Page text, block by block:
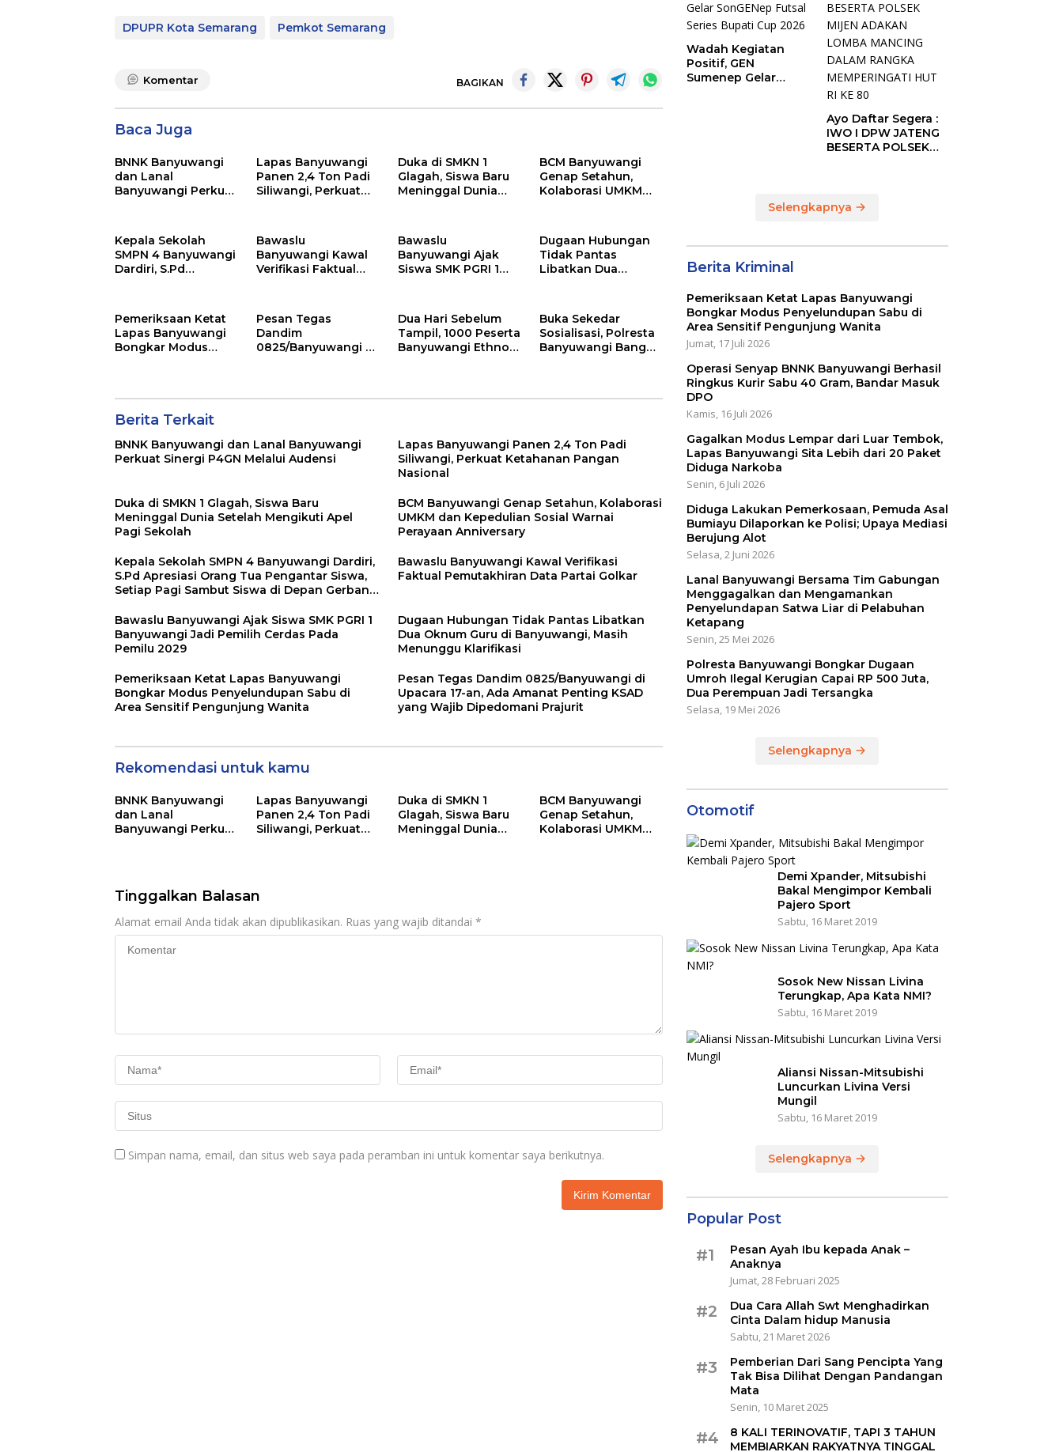
DPUPR Kota Semarang Pemkot Semarang
Komentar BAGIKAN
Baca Juga
BNNK Banyuwangi
dan Lanal
Banyuwangi Perkuat
Lapas Banyuwangi
Panen 2,4 Ton Padi
Siliwangi, Perkuat
Duka di SMKN 1
Glagah, Siswa Baru
Meninggal Dunia
BCM Banyuwangi
Genap Setahun,
Kolaborasi UMKM
Perayaan
Anniversary
Kepala Sekolah
SMPN 4 Banyuwangi
Dardiri, S.Pd
Setiap Pagi Sambut
Siswa di Depan
Gerbang Sekolah
Bawaslu
Banyuwangi Kawal
Verifikasi Faktual
Bawaslu
Banyuwangi Ajak
Siswa SMK PGRI 1
Pemilu 2029
Dugaan Hubungan
Tidak Pantas
Libatkan Dua
Menunggu
Klarifikasi
Pemeriksaan Ketat
Lapas Banyuwangi
Bongkar Modus
Pesan Tegas
Dandim
0825/Banyuwangi di
Dipedomani Prajurit
Dua Hari Sebelum
Tampil, 1000 Peserta
Banyuwangi Ethno
Buka Sekedar
Sosialisasi, Polresta
Banyuwangi Bangun
Lalu Lintas
Berita Terkait
BNNK Banyuwangi dan Lanal Banyuwangi
Perkuat Sinergi P4GN Melalui Audensi
Lapas Banyuwangi Panen 2,4 Ton Padi
Siliwangi, Perkuat Ketahanan Pangan
Nasional
Duka di SMKN 1 Glagah, Siswa Baru
Meninggal Dunia Setelah Mengikuti Apel
Pagi Sekolah
BCM Banyuwangi Genap Setahun, Kolaborasi
UMKM dan Kepedulian Sosial Warnai
Perayaan Anniversary
Kepala Sekolah SMPN 4 Banyuwangi Dardiri,
S.Pd Apresiasi Orang Tua Pengantar Siswa,
Setiap Pagi Sambut Siswa di Depan Gerbang
Bawaslu Banyuwangi Kawal Verifikasi
Faktual Pemutakhiran Data Partai Golkar
Bawaslu Banyuwangi Ajak Siswa SMK PGRI 1
Banyuwangi Jadi Pemilih Cerdas Pada
Pemilu 2029
Dugaan Hubungan Tidak Pantas Libatkan
Dua Oknum Guru di Banyuwangi, Masih
Menunggu Klarifikasi
Pemeriksaan Ketat Lapas Banyuwangi
Bongkar Modus Penyelundupan Sabu di
Area Sensitif Pengunjung Wanita
Pesan Tegas Dandim 0825/Banyuwangi di
Upacara 17-an, Ada Amanat Penting KSAD
yang Wajib Dipedomani Prajurit
Rekomendasi untuk kamu
BNNK Banyuwangi
dan Lanal
Banyuwangi Perkuat
Lapas Banyuwangi
Panen 2,4 Ton Padi
Siliwangi, Perkuat
Duka di SMKN 1
Glagah, Siswa Baru
Meninggal Dunia
BCM Banyuwangi
Genap Setahun,
Kolaborasi UMKM
Tinggalkan Balasan
Alamat email Anda tidak akan dipublikasikan. Ruas yang wajib ditandai *
Simpan nama, email, dan situs web saya pada peramban ini untuk komentar saya berikutnya.
Wadah Kegiatan
Positif, GEN
Sumenep Gelar
Ayo Daftar Segera :
IWO I DPW JATENG
BESERTA POLSEK
MEMPERINGATI HUT
RI KE 80
Selengkapnya
Berita Kriminal
Pemeriksaan Ketat Lapas Banyuwangi
Bongkar Modus Penyelundupan Sabu di
Area Sensitif Pengunjung Wanita
Jumat, 17 Juli 2026
Operasi Senyap BNNK Banyuwangi Berhasil
Ringkus Kurir Sabu 40 Gram, Bandar Masuk
DPO
Kamis, 16 Juli 2026
Gagalkan Modus Lempar dari Luar Tembok,
Lapas Banyuwangi Sita Lebih dari 20 Paket
Diduga Narkoba
Senin, 6 Juli 2026
Diduga Lakukan Pemerkosaan, Pemuda Asal
Bumiayu Dilaporkan ke Polisi; Upaya Mediasi
Berujung Alot
Selasa, 2 Juni 2026
Lanal Banyuwangi Bersama Tim Gabungan
Menggagalkan dan Mengamankan
Penyelundapan Satwa Liar di Pelabuhan
Ketapang
Senin, 25 Mei 2026
Polresta Banyuwangi Bongkar Dugaan
Umroh Ilegal Kerugian Capai RP 500 Juta,
Dua Perempuan Jadi Tersangka
Selasa, 19 Mei 2026
Selengkapnya
Otomotif
Demi Xpander, Mitsubishi
Bakal Mengimpor Kembali
Pajero Sport
Sabtu, 16 Maret 2019
Sosok New Nissan Livina
Terungkap, Apa Kata NMI?
Sabtu, 16 Maret 2019
Aliansi Nissan-Mitsubishi
Luncurkan Livina Versi
Mungil
Sabtu, 16 Maret 2019
Selengkapnya
Popular Post
#1
Pesan Ayah Ibu kepada Anak –
Anaknya
Jumat, 28 Februari 2025
#2
Dua Cara Allah Swt Menghadirkan
Cinta Dalam hidup Manusia
Sabtu, 21 Maret 2026
#3
Pemberian Dari Sang Pencipta Yang
Tak Bisa Dilihat Dengan Pandangan
Mata
Senin, 10 Maret 2025
#4
8 KALI TERINOVATIF, TAPI 3 TAHUN
MEMBIARKAN RAKYATNYA TINGGAL